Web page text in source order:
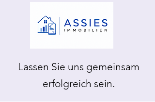
Lassen Sie uns gemeinsam
erfolgreich sein.